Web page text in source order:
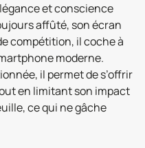
et conscience
affûté, son écran
compétition, il coche à
moderne.
il permet de s’offrir
en limitant son impact
ce qui ne gâche